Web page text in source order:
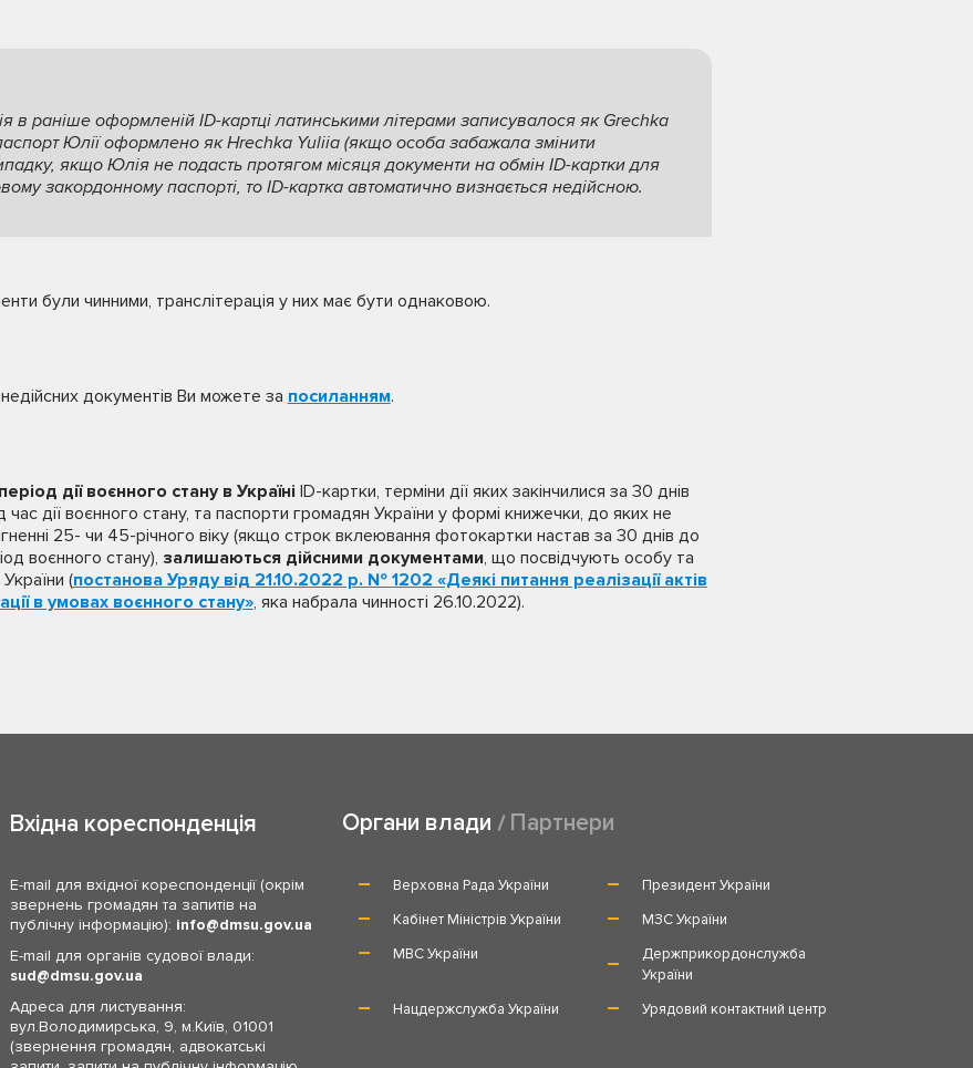
в раніше оформленій ID-картці латинськими літерами записувалося як Grechka
Юлії оформлено як Hrechka Yuliia (якщо особа забажала змінити
якщо Юлія не подасть протягом місяця документи на обмін ID-картки для
закордонному паспорті, то ID-картка автоматично визнається недійсною.
були чинними, транслітерація у них має бути однаковою.
документів Ви можете за посиланням.
дії воєнного стану в Україні ID-картки, терміни дії яких закінчилися за 30 днів
дії воєнного стану, та паспорти громадян України у формі книжечки, до яких не
25- чи 45-річного віку (якщо строк вклеювання фотокартки настав за 30 днів до
воєнного стану), залишаються дійсними документами, що посвідчують особу та
(постанова Уряду від 21.10.2022 р. № 1202 «Деякі питання реалізації актів
в умовах воєнного стану», яка набрала чинності 26.10.2022).
Вхідна кореспонденція
E-mail для вхідної кореспонденції (окрім
звернень громадян та запитів на
публічну інформацію): info
dmsu.gov.ua
E-mail для органів судової влади:
sud
dmsu.gov.ua
Адреса для листування:
вул.Володимирська, 9, м.Київ, 01001
(звернення громадян, адвокатські
Органи влади Партнери
Верховна Рада України
Президент України
Кабінет Міністрів України
МЗС України
МВС України
Держприкордонслужба
України
Нацдержслужба України
Урядовий контактний центр